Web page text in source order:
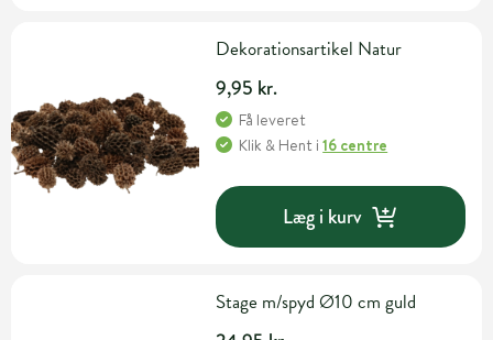
Dekorationsartikel Natur
9,95 kr.
Få leveret
Klik & Hent i16 centre
Læg i kurv
Stage m/spyd Ø10 cm guld